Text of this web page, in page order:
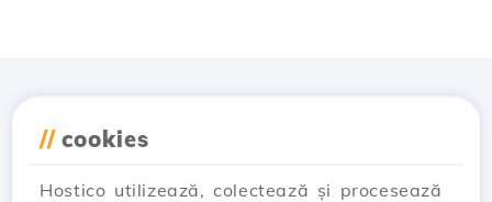
// cookies
Hostico utilizează, colectează și procesează